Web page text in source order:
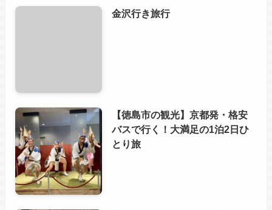
金沢行き旅行
【徳島市の観光】京都発・格安
バスで行く！大満足の1泊2日ひ
とり旅